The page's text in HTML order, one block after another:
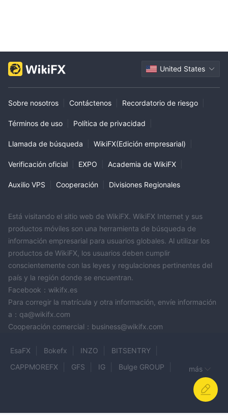
United States
Sobre nosotros Contáctenos Recordatorio de riesgo
Términos de uso Política de privacidad
Llamada de búsqueda WikiFX(Edición empresarial)
Verificación oficial EXPO Academia de WikiFX
Auxilio VPS Cooperación Divisiones Regionales
Está visitando el sitio web de WikiFX. WikiFX Internet y sus
productos móviles son una herramienta de búsqueda de
información empresarial para usuarios globales. Al utilizar los
productos de WikiFX, los usuarios deben cumplir
conscientemente con las leyes y regulaciones pertinentes del
país y la región donde se encuentran.
Facebook：wikifx.es
Para corregir la matrícula y otra información, envíe información
a：qa@wikifx.com
Cooperación comercial：business@wikifx.com
EsaFX Bokefx INZO
BITSENTRY
CAPPMOREFX
GFS IG
Bulge GROUP
más